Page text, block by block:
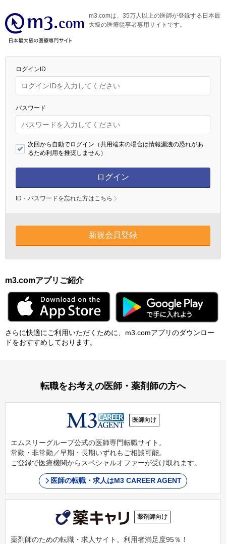
m3.comは、35万人以上の医師が登録する日本最
大級の医療従事者専用サイトです。
ログインID
パスワード
次回から自動でログイン（共用端末の場合は情報漏洩の恐れがあ
るため利用を推奨しません）
ログイン
ID・パスワードを忘れた方はこちら
新規会員登録
m3.comアプリご紹介
さらに快適にご利⽤いただくために、m3.comアプリのダウンロー
ドをおすすめしております。
転職をお考えの医師・薬剤師の方へ
医師向け
エムスリーグループ公式の医師専門転職サイト。
常勤・非常勤／早期・長期いずれもご相談可能。
ご登録で医療機関からスペシャルオファーが受け取れます。
医師の転職・求人はM3 CAREER AGENT
薬剤師向け
薬剤師のための転職・求人サイト。利用者満足度95％！